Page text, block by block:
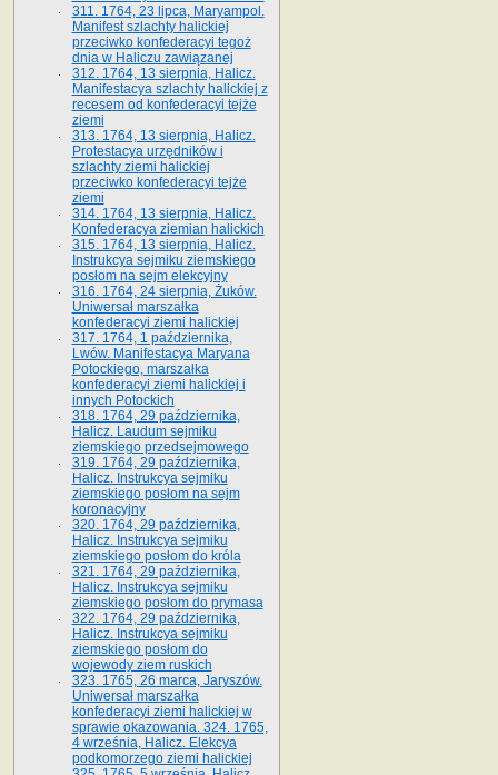
311. 1764, 23 lipca, Maryampol.
Manifest szlachty halickiej
przeciwko konfederacyi tegoż
dnia w Haliczu zawiązanej
312. 1764, 13 sierpnia, Halicz.
Manifestacya szlachty halickiej z
recesem od konfederacyi tejże
ziemi
313. 1764, 13 sierpnia, Halicz.
Protestacya urzędników i
szlachty ziemi halickiej
przeciwko konfederacyi tejże
ziemi
314. 1764, 13 sierpnia, Halicz.
Konfederacya ziemian halickich
315. 1764, 13 sierpnia, Halicz.
Instrukcya sejmiku ziemskiego
posłom na sejm elekcyjny
316. 1764, 24 sierpnia, Żuków.
Uniwersał marszałka
konfederacyi ziemi halickiej
317. 1764, 1 października,
Lwów. Manifestacya Maryana
Potockiego, marszałka
konfederacyi ziemi halickiej i
innych Potockich
318. 1764, 29 października,
Halicz. Laudum sejmiku
ziemskiego przedsejmowego
319. 1764, 29 października,
Halicz. Instrukcya sejmiku
ziemskiego posłom na sejm
koronacyjny
320. 1764, 29 października,
Halicz. Instrukcya sejmiku
ziemskiego posłom do króla
321. 1764, 29 października,
Halicz. Instrukcya sejmiku
ziemskiego posłom do prymasa
322. 1764, 29 października,
Halicz. Instrukcya sejmiku
ziemskiego posłom do
wojewody ziem ruskich
323. 1765, 26 marca, Jaryszów.
Uniwersał marszałka
konfederacyi ziemi halickiej w
sprawie okazowania. 324. 1765,
4 września, Halicz. Elekcya
podkomorzego ziemi halickiej